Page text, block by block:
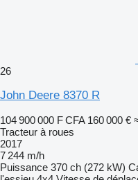
26
John Deere 8370 R
104 900 000 F CFA 160 000 €
Tracteur à roues
2017
7 244 m/h
Puissance 370 ch (272 kW)